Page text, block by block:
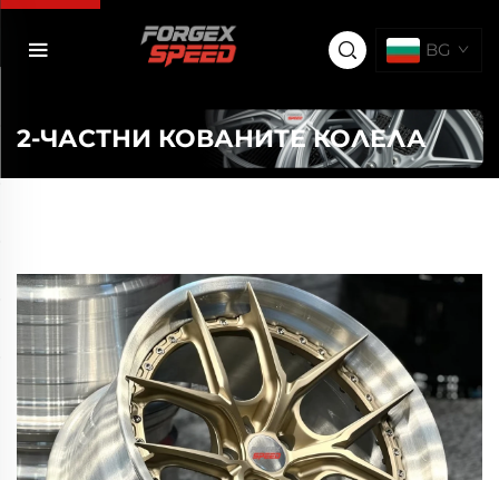
BG
2-ЧАСТНИ КОВАНИТЕ КОЛЕЛА